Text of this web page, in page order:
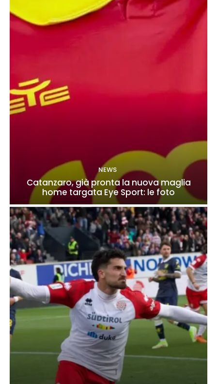
NEWS
Catanzaro, già pronta la nuova maglia
home targata Eye Sport: le foto